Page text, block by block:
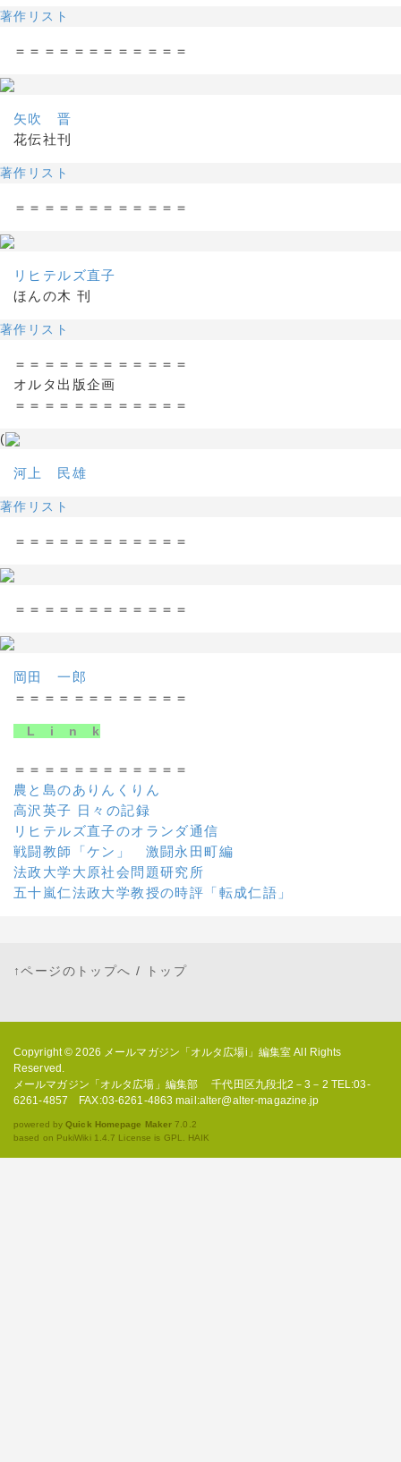
著作リスト
＝＝＝＝＝＝＝＝＝＝＝＝
矢吹 晋
花伝社刊
著作リスト
＝＝＝＝＝＝＝＝＝＝＝＝
リヒテルズ直子
ほんの木 刊
著作リスト
＝＝＝＝＝＝＝＝＝＝＝＝
オルタ出版企画
＝＝＝＝＝＝＝＝＝＝＝＝
(
河上 民雄
著作リスト
＝＝＝＝＝＝＝＝＝＝＝＝
＝＝＝＝＝＝＝＝＝＝＝＝
岡田 一郎
＝＝＝＝＝＝＝＝＝＝＝＝
L i n k
＝＝＝＝＝＝＝＝＝＝＝＝
農と島のありんくりん
高沢英子 日々の記録
リヒテルズ直子のオランダ通信
戦闘教師「ケン」 激闘永田町編
法政大学大原社会問題研究所
五十嵐仁法政大学教授の時評「転成仁語」
↑ページのトップへ / トップ
Copyright © 2026 メールマガジン「オルタ広場i」編集室 All Rights
Reserved.
メールマガジン「オルタ広場」編集部 千代田区九段北2－3－2 TEL:03-
6261-4857 FAX:03-6261-4863 mail:alter@alter-magazine.jp
powered byQuick Homepage Maker 7.0.2
based on PukiWiki 1.4.7 License is GPL. HAIK